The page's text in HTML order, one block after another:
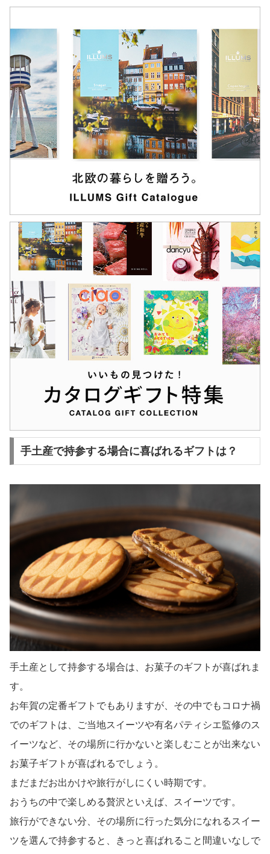
手土産で持参する場合に喜ばれるギフトは？
手土産として持参する場合は、お菓子のギフトが喜ばれま
す。
お年賀の定番ギフトでもありますが、その中でもコロナ禍
でのギフトは、ご当地スイーツや有名パティシエ監修のス
イーツなど、その場所に行かないと楽しむことが出来ない
お菓子ギフトが喜ばれるでしょう。
まだまだお出かけや旅行がしにくい時期です。
おうちの中で楽しめる贅沢といえば、スイーツです。
旅行ができない分、その場所に行った気分になれるスイー
ツを選んで持参すると、きっと喜ばれること間違いなしで